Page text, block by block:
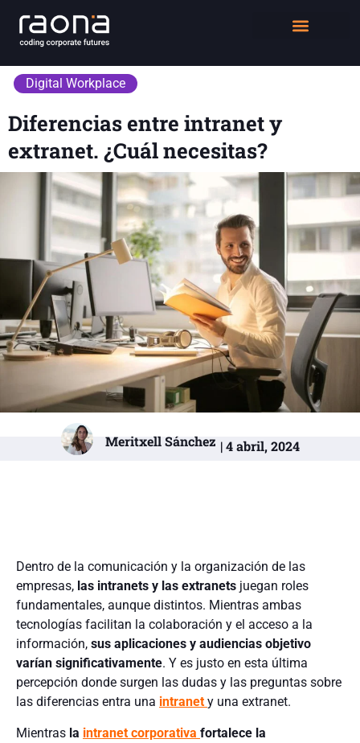
Digital Workplace
Diferencias entre intranet y
extranet. ¿Cuál necesitas?
Meritxell Sánchez | 4 abril, 2024
Dentro de la comunicación y la organización de las
empresas, las intranets y las extranets juegan roles
fundamentales, aunque distintos. Mientras ambas
tecnologías facilitan la colaboración y el acceso a la
información, sus aplicaciones y audiencias objetivo
varían significativamente. Y es justo en esta última
percepción donde surgen las dudas y las preguntas sobre
las diferencias entra una intranet y una extranet.
Mientras la intranet corporativa fortalece la